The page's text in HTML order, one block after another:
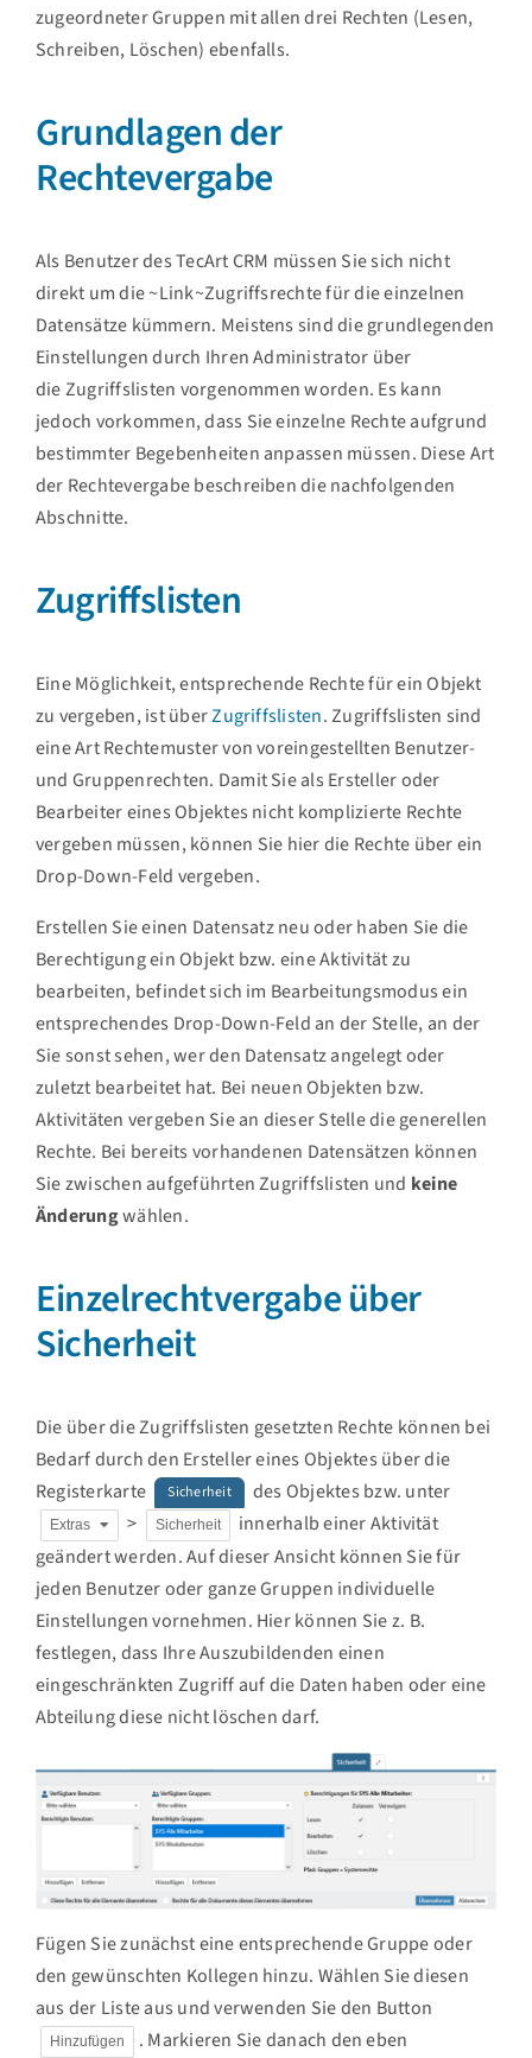
zugeordneter Gruppen mit allen drei Rechten (Lesen,
Schreiben, Löschen) ebenfalls.
Grundlagen der
Rechtevergabe
Als Benutzer des TecArt CRM müssen Sie sich nicht
direkt um die ~Link~Zugriffsrechte für die einzelnen
Datensätze kümmern. Meistens sind die grundlegenden
Einstellungen durch Ihren Administrator über
die Zugriffslisten vorgenommen worden. Es kann
jedoch vorkommen, dass Sie einzelne Rechte aufgrund
bestimmter Begebenheiten anpassen müssen. Diese Art
der Rechtevergabe beschreiben die nachfolgenden
Abschnitte.
Zugriffslisten
Eine Möglichkeit, entsprechende Rechte für ein Objekt
zu vergeben, ist überZugriffslisten. Zugriffslisten sind
eine Art Rechtemuster von voreingestellten Benutzer-
und Gruppenrechten. Damit Sie als Ersteller oder
Bearbeiter eines Objektes nicht komplizierte Rechte
vergeben müssen, können Sie hier die Rechte über ein
Drop-Down-Feld vergeben.
Erstellen Sie einen Datensatz neu oder haben Sie die
Berechtigung ein Objekt bzw. eine Aktivität zu
bearbeiten, befindet sich im Bearbeitungsmodus ein
entsprechendes Drop-Down-Feld an der Stelle, an der
Sie sonst sehen, wer den Datensatz angelegt oder
zuletzt bearbeitet hat. Bei neuen Objekten bzw.
Aktivitäten vergeben Sie an dieser Stelle die generellen
Rechte. Bei bereits vorhandenen Datensätzen können
Sie zwischen aufgeführten Zugriffslisten und keine
Änderungwählen.
Einzelrechtvergabe über
Sicherheit
Die über die Zugriffslisten gesetzten Rechte können bei
Bedarf durch den Ersteller eines Objektes über die
Registerkarte
Sicherheit des Objektes bzw. unter
Extras > Sicherheit
innerhalb einer Aktivität
geändert werden. Auf dieser Ansicht können Sie für
jeden Benutzer oder ganze Gruppen individuelle
Einstellungen vornehmen. Hier können Sie z. B.
festlegen, dass Ihre Auszubildenden einen
eingeschränkten Zugriff auf die Daten haben oder eine
Abteilung diese nicht löschen darf.
Fügen Sie zunächst eine entsprechende Gruppe oder
den gewünschten Kollegen hinzu. Wählen Sie diesen
aus der Liste aus und verwenden Sie den Button
Hinzufügen . Markieren Sie danach den eben